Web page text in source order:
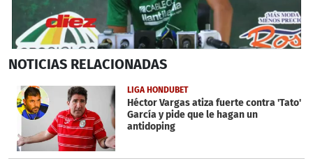
seconds
minutes,
24
seconds
NOTICIAS RELACIONADAS
LIGA HONDUBET
Héctor Vargas atiza fuerte contra 'Tato'
García y pide que le hagan un
antidoping